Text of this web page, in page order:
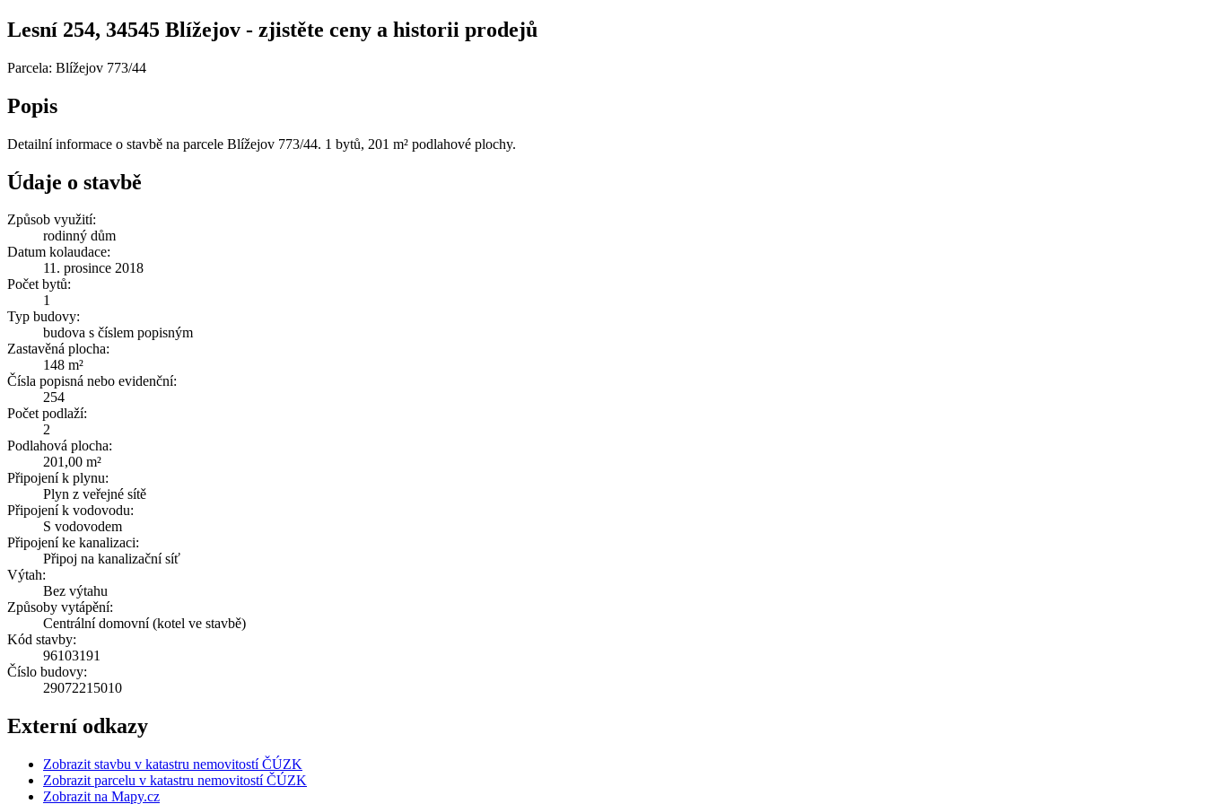
Lesní 254, 34545 Blížejov - zjistěte ceny a historii prodejů
Parcela: Blížejov 773/44
Popis
Detailní informace o stavbě na parcele Blížejov 773/44. 1 bytů, 201 m² podlahové plochy.
Údaje o stavbě
Způsob využití:
rodinný dům
Datum kolaudace:
11. prosince 2018
Počet bytů:
1
Typ budovy:
budova s číslem popisným
Zastavěná plocha:
148 m²
Čísla popisná nebo evidenční:
254
Počet podlaží:
2
Podlahová plocha:
201,00 m²
Připojení k plynu:
Plyn z veřejné sítě
Připojení k vodovodu:
S vodovodem
Připojení ke kanalizaci:
Připoj na kanalizační síť
Výtah:
Bez výtahu
Způsoby vytápění:
Centrální domovní (kotel ve stavbě)
Kód stavby:
96103191
Číslo budovy:
29072215010
Externí odkazy
Zobrazit stavbu v katastru nemovitostí ČÚZK
Zobrazit parcelu v katastru nemovitostí ČÚZK
Zobrazit na Mapy.cz